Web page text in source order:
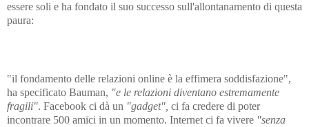
essere soli e ha fondato il suo successo sull'allontanamento di questa
paura:
"il fondamento delle relazioni online è la effimera soddisfazione",
ha specificato Bauman, "e le relazioni diventano estremamente
fragili". Facebook ci dà un "gadget", ci fa credere di poter
incontrare 500 amici in un momento. Internet ci fa vivere "senza